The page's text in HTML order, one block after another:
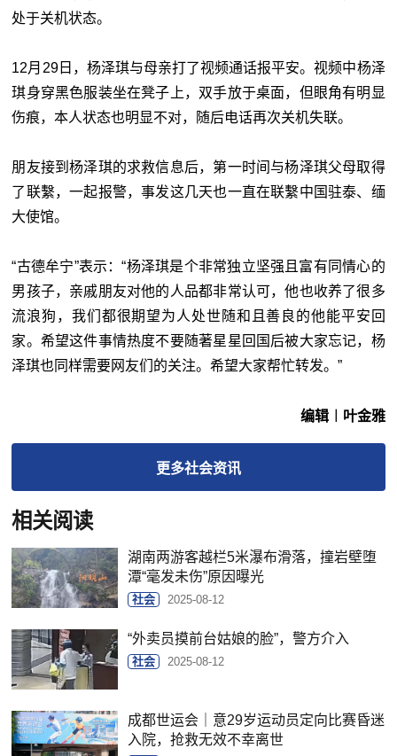
处于关机状态。
12月29日，杨泽琪与母亲打了视频通话报平安。视频中杨泽
琪身穿黑色服装坐在凳子上，双手放于桌面，但眼角有明显
伤痕，本人状态也明显不对，随后电话再次关机失联。
朋友接到杨泽琪的求救信息后，第一时间与杨泽琪父母取得
了联繫，一起报警，事发这几天也一直在联繫中国驻泰、缅
大使馆。
“古德牟宁”表示：“杨泽琪是个非常独立坚强且富有同情心的
男孩子，亲戚朋友对他的人品都非常认可，他也收养了很多
流浪狗，我们都很期望为人处世随和且善良的他能平安回
家。希望这件事情热度不要随著星星回国后被大家忘记，杨
泽琪也同样需要网友们的关注。希望大家帮忙转发。”
编辑︱叶金雅
更多社会资讯
相关阅读
湖南两游客越栏5米瀑布滑落，撞岩壁堕
潭“毫发未伤”原因曝光
社会 2025-08-12
“外卖员摸前台姑娘的脸”，警方介入
社会 2025-08-12
成都世运会｜意29岁运动员定向比赛昏迷
入院，抢救无效不幸离世